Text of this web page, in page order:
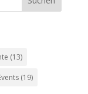
(13)
(19)